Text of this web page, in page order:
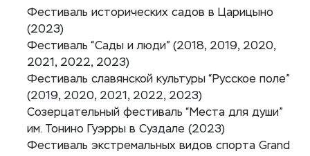
Фестиваль исторических садов в Царицыно
(2023)
Фестиваль “Сады и люди” (2018, 2019, 2020,
2021, 2022, 2023)
Фестиваль славянской культуры “Русское поле”
(2019, 2020, 2021, 2022, 2023)
Созерцательный фестиваль “Места для души”
им. Тонино Гуэрры в Суздале (2023)
Фестиваль экстремальных видов спорта Grand